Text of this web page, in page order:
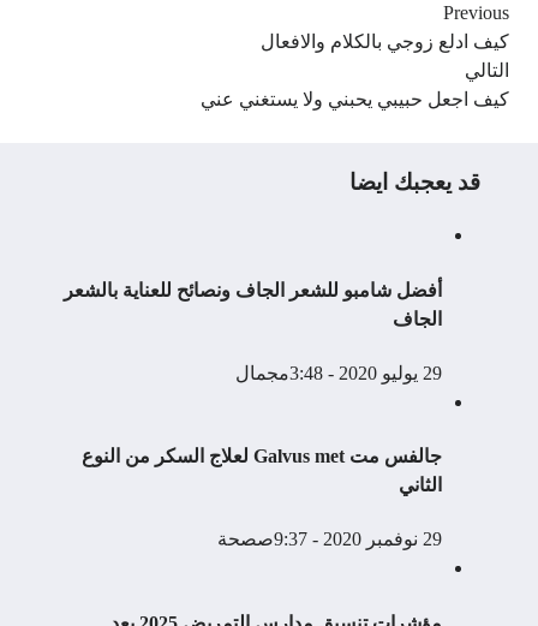
Previous
كيف ادلع زوجي بالكلام والافعال
التالي
كيف اجعل حبيبي يحبني ولا يستغني عني
قد يعجبك ايضا
أفضل شامبو للشعر الجاف ونصائح للعناية بالشعر
الجاف
29 يوليو 2020 - 3:48م جمال
جالفس مت Galvus met لعلاج السكر من النوع
الثاني
29 نوفمبر 2020 - 9:37ص صحة